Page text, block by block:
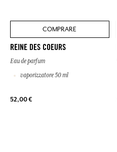
COMPRARE
REINE DES COEURS
Eau de parfum
vaporizzatore 50 ml
52,00 €